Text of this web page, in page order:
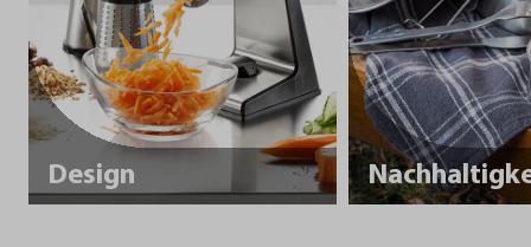
Design